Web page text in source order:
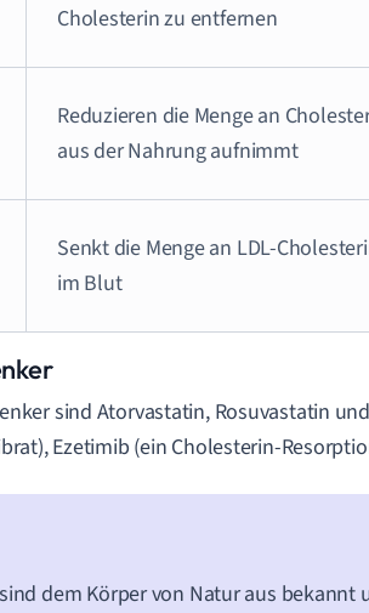
Cholesterin zu entfernen
Reduzieren die Menge an
aus der Nahrung aufnimmt
Senkt die Menge an LDL-
im Blut
sind Atorvastatin, Rosuvastatin
Ezetimib (ein Cholesterin-
dem Körper von Natur aus bekannt